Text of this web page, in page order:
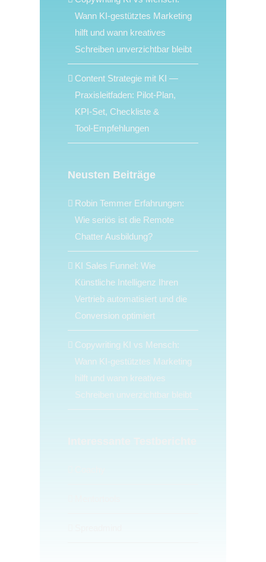
Wann KI-gestütztes Marketing
hilft und wann kreatives
Schreiben unverzichtbar bleibt
Content Strategie mit KI —
Praxisleitfaden: Pilot‑Plan,
KPI‑Set, Checkliste &
Tool‑Empfehlungen
Neusten Beiträge
Robin Temmer Erfahrungen:
Wie seriös ist die Remote
Chatter Ausbildung?
KI Sales Funnel: Wie
Künstliche Intelligenz Ihren
Vertrieb automatisiert und die
Conversion optimiert
Copywriting KI vs Mensch:
Wann KI-gestütztes Marketing
hilft und wann kreatives
Schreiben unverzichtbar bleibt